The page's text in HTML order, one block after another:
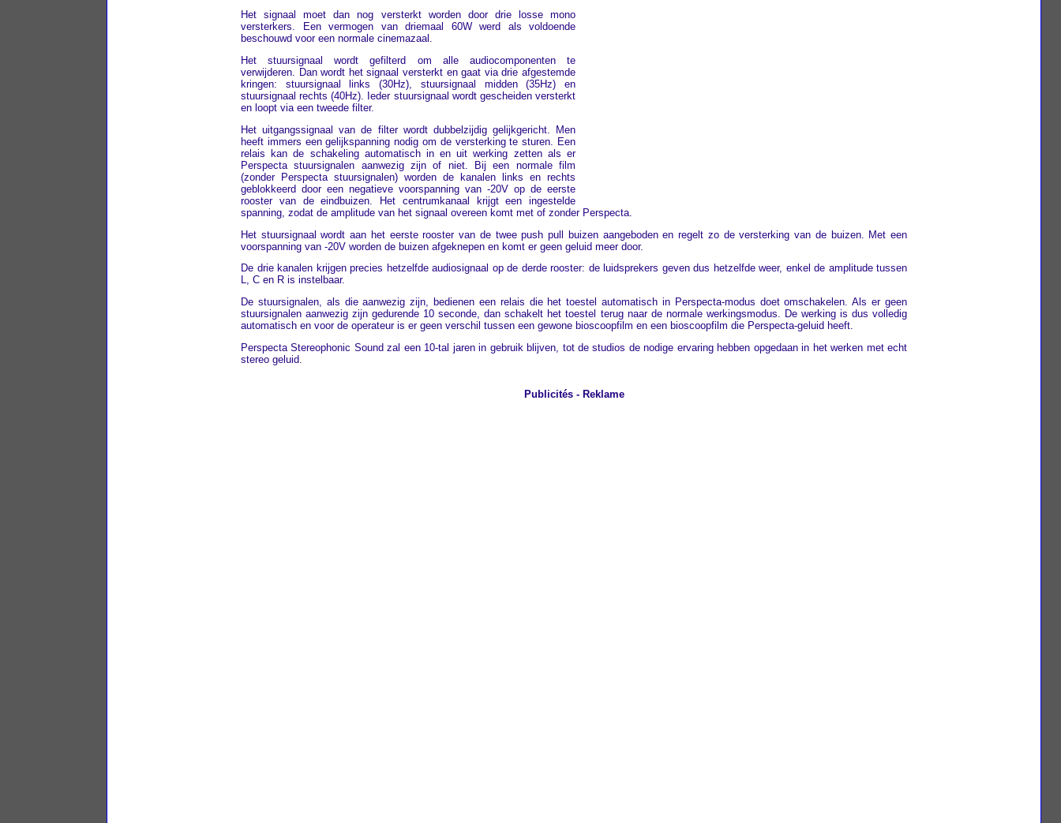
Het signaal moet dan nog versterkt worden door drie losse mono
versterkers. Een vermogen van driemaal 60W werd als voldoende
beschouwd voor een normale cinemazaal.
Het stuursignaal wordt gefilterd om alle audiocomponenten te
verwijderen. Dan wordt het signaal versterkt en gaat via drie afgestemde
kringen: stuursignaal links (30Hz), stuursignaal midden (35Hz) en
stuursignaal rechts (40Hz). Ieder stuursignaal wordt gescheiden versterkt
en loopt via een tweede filter.
Het uitgangssignaal van de filter wordt dubbelzijdig gelijkgericht. Men
heeft immers een gelijkspanning nodig om de versterking te sturen. Een
relais kan de schakeling automatisch in en uit werking zetten als er
Perspecta stuursignalen aanwezig zijn of niet. Bij een normale film
(zonder Perspecta stuursignalen) worden de kanalen links en rechts
geblokkeerd door een negatieve voorspanning van -20V op de eerste
rooster van de eindbuizen. Het centrumkanaal krijgt een ingestelde
spanning, zodat de amplitude van het signaal overeen komt met of zonder Perspecta.
Het stuursignaal wordt aan het eerste rooster van de twee push pull buizen aangeboden en regelt zo de versterking van de buizen. Met een
voorspanning van -20V worden de buizen afgeknepen en komt er geen geluid meer door.
De drie kanalen krijgen precies hetzelfde audiosignaal op de derde rooster: de luidsprekers geven dus hetzelfde weer, enkel de amplitude tussen
L, C en R is instelbaar.
De stuursignalen, als die aanwezig zijn, bedienen een relais die het toestel automatisch in Perspecta-modus doet omschakelen. Als er geen
stuursignalen aanwezig zijn gedurende 10 seconde, dan schakelt het toestel terug naar de normale werkingsmodus. De werking is dus volledig
automatisch en voor de operateur is er geen verschil tussen een gewone bioscoopfilm en een bioscoopfilm die Perspecta-geluid heeft.
Perspecta Stereophonic Sound zal een 10-tal jaren in gebruik blijven, tot de studios de nodige ervaring hebben opgedaan in het werken met echt
stereo geluid.
Publicités - Reklame